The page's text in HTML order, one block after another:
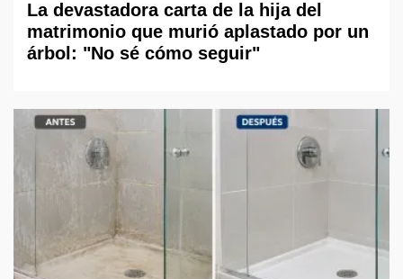
La devastadora carta de la hija del
matrimonio que murió aplastado por un
árbol: "No sé cómo seguir"